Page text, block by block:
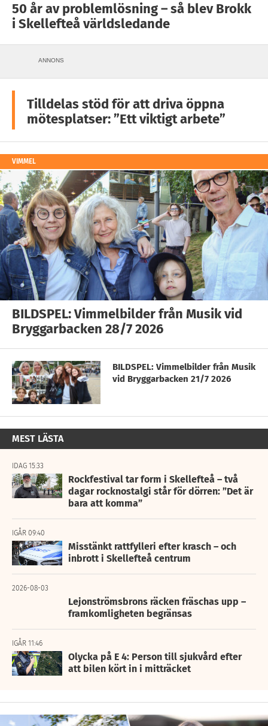
50 år av problemlösning – så blev Brokk
i Skellefteå världsledande
ANNONS
Tilldelas stöd för att driva öppna
mötesplatser: ”Ett viktigt arbete”
VIMMEL
BILDSPEL: Vimmelbilder från Musik vid
Bryggarbacken 28/7 2026
BILDSPEL: Vimmelbilder från Musik
vid Bryggarbacken 21/7 2026
MEST LÄSTA
IDAG 15:33
Rockfestival tar form i Skellefteå – två
dagar rocknostalgi står för dörren: ”Det är
bara att komma”
IGÅR 09:40
Misstänkt rattfylleri efter krasch – och
inbrott i Skellefteå centrum
2026-08-03
Lejonströmsbrons räcken fräschas upp –
framkomligheten begränsas
IGÅR 11:46
Olycka på E 4: Person till sjukvård efter
att bilen kört in i mitträcket